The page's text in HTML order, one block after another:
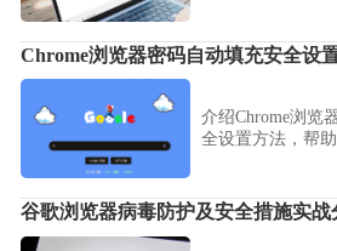
Chrome浏览器密码自动填充安全设
介绍Chrome浏览
全设置方法，帮
谷歌浏览器病毒防护及安全措施实战